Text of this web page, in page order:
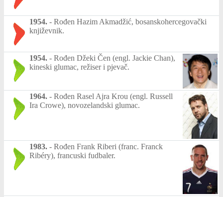
1954. - Rođen Hazim Akmadžić, bosanskohercegovački
književnik.
1954. - Rođen Džeki Čen (engl. Jackie Chan),
kineski glumac, režiser i pjevač.
1964. - Rođen Rasel Ajra Krou (engl. Russell
Ira Crowe), novozelandski glumac.
1983. - Rođen Frank Riberi (franc. Franck
Ribéry), francuski fudbaler.